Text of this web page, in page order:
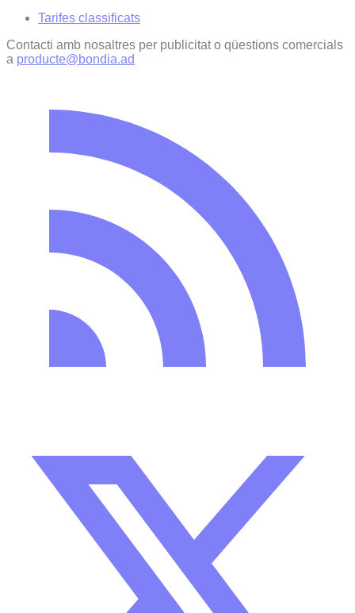
Tarifes classificats
Contacti amb nosaltres per publicitat o qüestions comercials
a producte@bondia.ad